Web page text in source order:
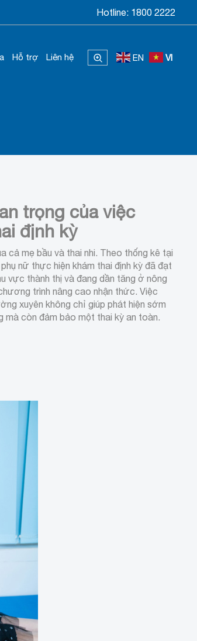
Hotline: 1800 2222
Hỗ trợ Liên hệ EN VI
trọng của việc
định kỳ
cả mẹ bầu và thai nhi. Theo thống kê tại
nữ thực hiện khám thai định kỳ đã đạt
vực thành thị và đang dần tăng ở nông
trình nâng cao nhận thức. Việc
xuyên không chỉ giúp phát hiện sớm
còn đảm bảo một thai kỳ an toàn.